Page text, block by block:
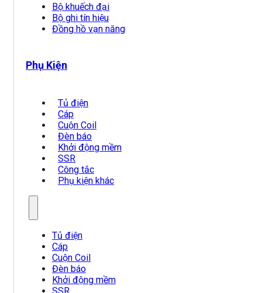
Bộ khuếch đại
Bộ ghi tín hiệu
Đồng hồ vạn năng
Phụ Kiện
Tủ điện
Cáp
Cuộn Coil
Đèn báo
Khởi động mềm
SSR
Công tắc
Phụ kiện khác
Tủ điện
Cáp
Cuộn Coil
Đèn báo
Khởi động mềm
SSR